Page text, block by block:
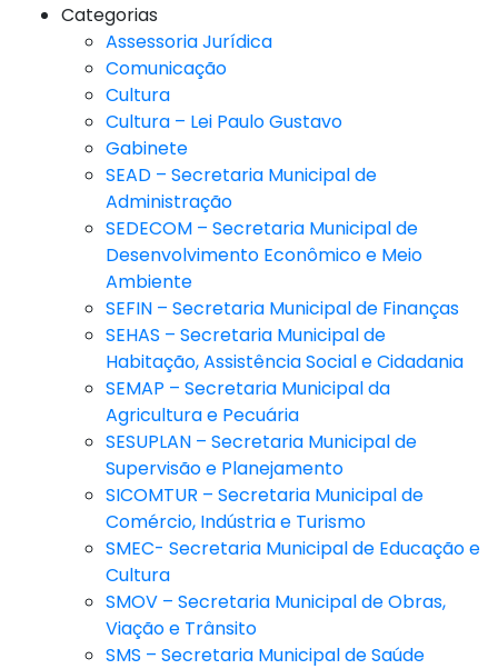
Categorias
Assessoria Jurídica
Comunicação
Cultura
Cultura – Lei Paulo Gustavo
Gabinete
SEAD – Secretaria Municipal de
Administração
SEDECOM – Secretaria Municipal de
Desenvolvimento Econômico e Meio
Ambiente
SEFIN – Secretaria Municipal de Finanças
SEHAS – Secretaria Municipal de
Habitação, Assistência Social e Cidadania
SEMAP – Secretaria Municipal da
Agricultura e Pecuária
SESUPLAN – Secretaria Municipal de
Supervisão e Planejamento
SICOMTUR – Secretaria Municipal de
Comércio, Indústria e Turismo
SMEC- Secretaria Municipal de Educação e
Cultura
SMOV – Secretaria Municipal de Obras,
Viação e Trânsito
SMS – Secretaria Municipal de Saúde